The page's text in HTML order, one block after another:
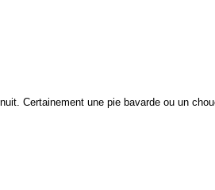
Certainement une pie bavarde ou un